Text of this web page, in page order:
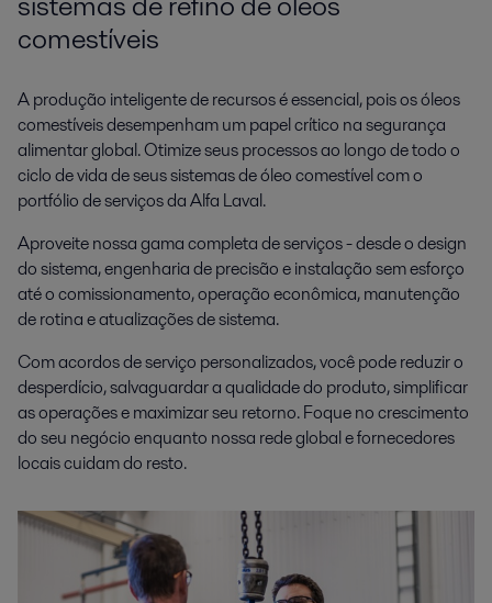
comestíveis
A produção inteligente de recursos é essencial, pois os óleos
comestíveis desempenham um papel crítico na segurança
alimentar global. Otimize seus processos ao longo de todo o
ciclo de vida de seus sistemas de óleo comestível com o
portfólio de serviços da Alfa Laval.
Aproveite nossa gama completa de serviços - desde o design
do sistema, engenharia de precisão e instalação sem esforço
até o comissionamento, operação econômica, manutenção
de rotina e atualizações de sistema.
Com acordos de serviço personalizados, você pode reduzir o
desperdício, salvaguardar a qualidade do produto, simplificar
as operações e maximizar seu retorno. Foque no crescimento
do seu negócio enquanto nossa rede global e fornecedores
locais cuidam do resto.